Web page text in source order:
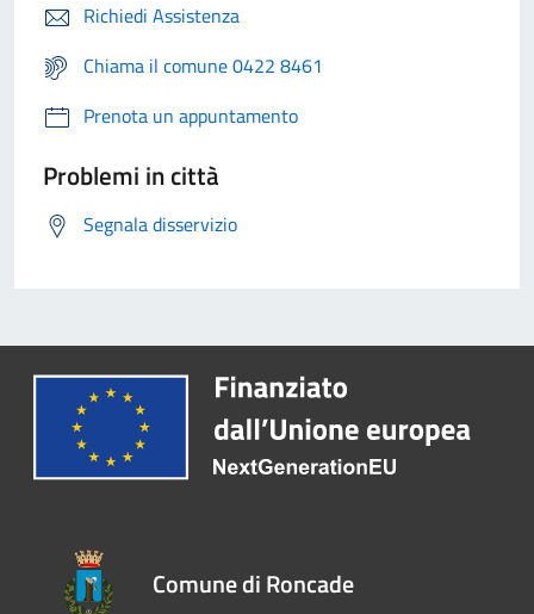
Richiedi Assistenza
Chiama il comune 0422 8461
Prenota un appuntamento
Problemi in città
Segnala disservizio
Comune di Roncade